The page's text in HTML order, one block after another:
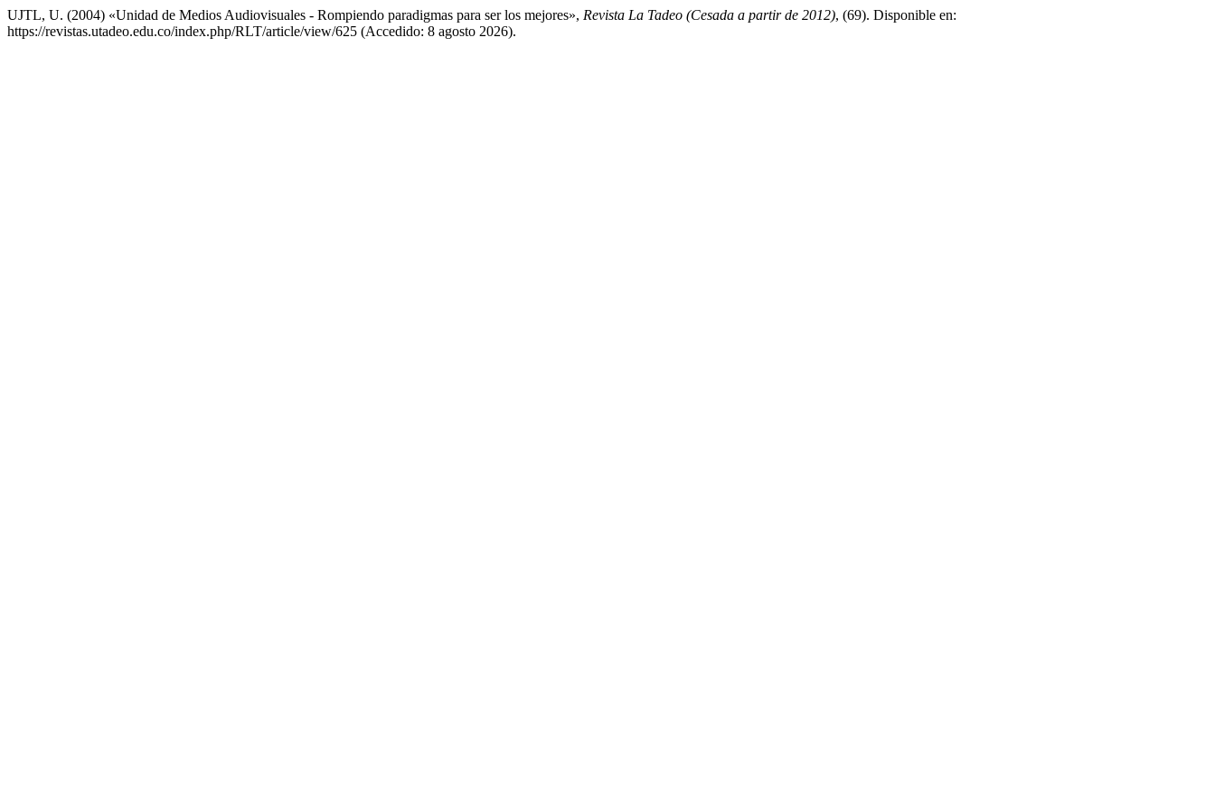
UJTL, U. (2004) «Unidad de Medios Audiovisuales - Rompiendo paradigmas para ser los mejores», Revista La Tadeo (Cesada a partir de 2012), (69). Disponible en:
https://revistas.utadeo.edu.co/index.php/RLT/article/view/625 (Accedido: 8 agosto 2026).